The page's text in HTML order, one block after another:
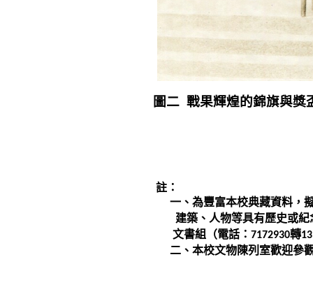
圖二 戰果輝煌的錦旗與獎
註：
一、為豐富本校典藏資料，
建築、 人物等具有歷史或
文書組（電話： 7172930轉
二、本校文物陳列室歡迎參